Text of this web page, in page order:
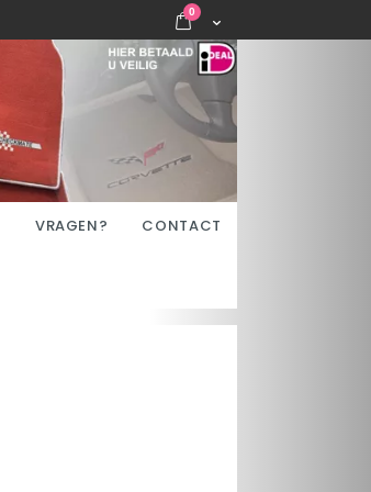
Cart
0 items
VRAGEN? CONTACT